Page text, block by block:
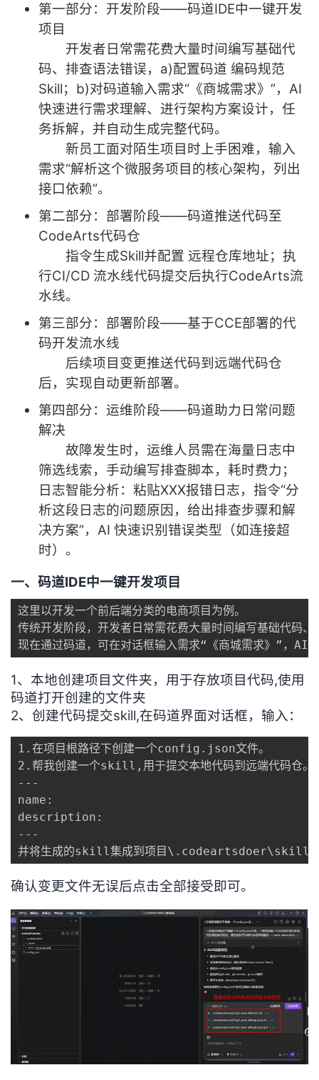
注
开
证
实
的
的
Programs
我
持
建
第一部分：开发阶段——码道IDE中一键开发
项目
开发者日常需花费大量时间编写基础代
码、排查语法错误，a)配置码道 编码规范
Skill；b)对码道输入需求“《商城需求》”，AI
快速进行需求理解、进行架构方案设计，任
务拆解，并自动生成完整代码。
新员工面对陌生项目时上手困难，输入
需求“解析这个微服务项目的核心架构，列出
接口依赖”。
第二部分：部署阶段——码道推送代码至
CodeArts代码仓
指令生成Skill并配置 远程仓库地址；执
行CI/CD 流水线代码提交后执行CodeArts流
水线。
第三部分：部署阶段——基于CCE部署的代
码开发流水线
后续项目变更推送代码到远端代码仓
后，实现自动更新部署。
第四部分：运维阶段——码道助力日常问题
解决
故障发生时，运维人员需在海量日志中
筛选线索，手动编写排查脚本，耗时费力；
日志智能分析：粘贴XXX报错日志，指令“分
析这段日志的问题原因，给出排查步骤和解
决方案”，AI 快速识别错误类型（如连接超
时）。
一、码道IDE中一键开发项目
这里以开发一个前后端分类的电商项目为例。
传统开发阶段，开发者日常需花费大量时间编写基础代码、
现在通过码道，可在对话框输入需求“《商城需求》”，AI
1、本地创建项目文件夹，用于存放项目代码,使用
码道打开创建的文件夹
2、创建代码提交skill,在码道界面对话框，输入：
1.在项目根路径下创建一个config.json文件。
2.帮我创建一个skill,用于提交本地代码到远端代码仓。
---
name:
description:
---
并将生成的skill集成到项目\.codeartsdoer\skills中,
确认变更文件无误后点击全部接受即可。